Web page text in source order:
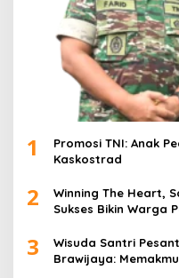
1
Promosi TNI: Anak
Kaskostrad
2
Winning The Heart,
Sukses Bikin Warga
3
Wisuda Santri
Brawijaya: